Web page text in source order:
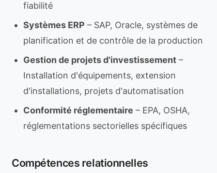
fiabilité
Systèmes ERP – SAP, Oracle, systèmes de
planification et de contrôle de la production
Gestion de projets d'investissement –
Installation d'équipements, extension
d'installations, projets d'automatisation
Conformité réglementaire – EPA, OSHA,
réglementations sectorielles spécifiques
Compétences relationnelles